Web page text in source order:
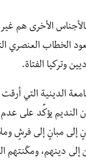
الأخرى هم غير
الخطاب العنصري
وتركيا الفتاة.
الدينية التي
النديم يؤكِّد على
إلى مبانٍ إلى فرشٍ
إلى دينهم،